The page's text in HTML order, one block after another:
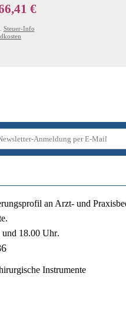
€
Steuer-Info
an Arzt- und
und 18.00 Uhr.
Instrumente